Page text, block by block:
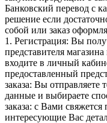
Банковский перевод с
решение если
собой или заказ
1. Регистрация: Вы
представителя
входите в личный
предоставленный
заказа: Вы отправляете
данные и выбираете
заказа: с Вами свяжется
интересующие Вас